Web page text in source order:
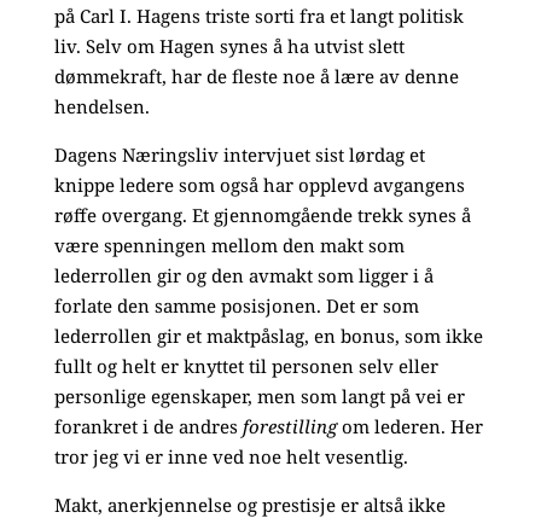
på Carl I. Hagens triste sorti fra et langt politisk
liv. Selv om Hagen synes å ha utvist slett
dømmekraft, har de fleste noe å lære av denne
hendelsen.
Dagens Næringsliv intervjuet sist lørdag et
knippe ledere som også har opplevd avgangens
røffe overgang. Et gjennomgående trekk synes å
være spenningen mellom den makt som
lederrollen gir og den avmakt som ligger i å
forlate den samme posisjonen. Det er som
lederrollen gir et maktpåslag, en bonus, som ikke
fullt og helt er knyttet til personen selv eller
personlige egenskaper, men som langt på vei er
forankret i de andres forestillingom lederen. Her
tror jeg vi er inne ved noe helt vesentlig.
Makt, anerkjennelse og prestisje er altså ikke